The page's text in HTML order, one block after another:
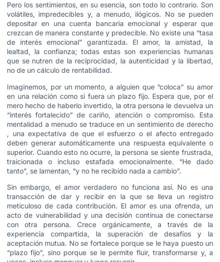
Pero los sentimientos, en su esencia, son todo lo contrario. Son
volátiles, impredecibles y, a menudo, ilógicos. No se pueden
depositar en una cuenta bancaria emocional y esperar que
crezcan de manera constante y predecible. No existe una “tasa
de interés emocional” garantizada. El amor, la amistad, la
lealtad, la confianza; todas estas son experiencias humanas
que se nutren de la reciprocidad, la autenticidad y la libertad,
no de un cálculo de rentabilidad.
Imaginemos, por un momento, a alguien que “coloca” su amor
en una relación como si fuera un plazo fijo. Espera que, por el
mero hecho de haberlo invertido, la otra persona le devuelva un
“interés fortalecido” de cariño, atención o compromiso. Esta
mentalidad a menudo se traduce en un sentimiento de derecho
, una expectativa de que el esfuerzo o el afecto entregado
deben generar automáticamente una respuesta equivalente o
superior. Cuando esto no ocurre, la persona se siente frustrada,
traicionada o incluso estafada emocionalmente. “He dado
tanto”, se lamentan, “y no he recibido nada a cambio”.
Sin embargo, el amor verdadero no funciona así. No es una
transacción de dar y recibir en la que se lleva un registro
meticuloso de cada contribución. El amor es una ofrenda, un
acto de vulnerabilidad y una decisión continua de conectarse
con otra persona. Crece orgánicamente, a través de la
experiencia compartida, la superación de desafíos y la
aceptación mutua. No se fortalece porque se le haya puesto un
“plazo fijo”, sino porque se le permite fluir, transformarse y, a